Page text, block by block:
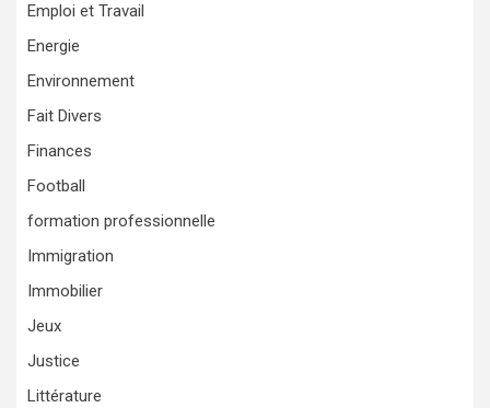
Emploi et Travail
Energie
Environnement
Fait Divers
Finances
Football
formation professionnelle
Immigration
Immobilier
Jeux
Justice
Littérature